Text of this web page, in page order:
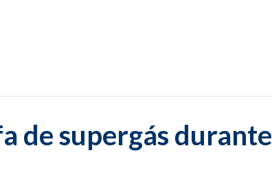
de supergás durante